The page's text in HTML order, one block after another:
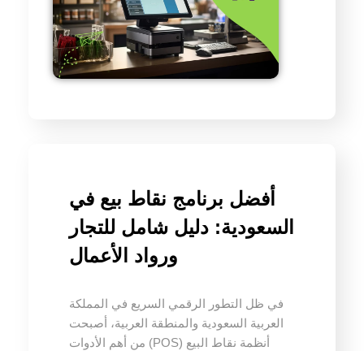
أفضل برنامج نقاط بيع في
السعودية: دليل شامل للتجار
ورواد الأعمال
في ظل التطور الرقمي السريع في المملكة
العربية السعودية والمنطقة العربية، أصبحت
أنظمة نقاط البيع (POS) من أهم الأدوات